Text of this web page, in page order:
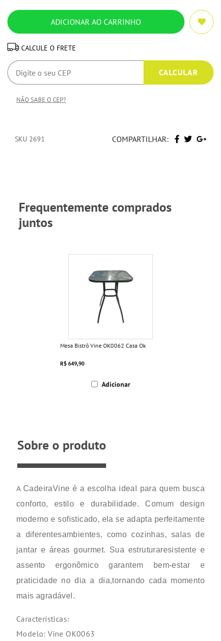
CALCULE O FRETE
NÃO SABE O CEP?
SKU 2691 COMPARTILHAR:
Frequentemente comprados
juntos
Mesa Bistrô Vine OK0062 Casa Ok
R$ 649,90
Adicionar
Sobre o produto
A CadeiraVine é a escolha ideal para quem busca
conforto, estilo e durabilidade. Comum design
moderno e sofisticado, ela se adapta perfeitamente
a diferentesambientes, como cozinhas, salas de
jantar e áreas gourmet. Sua estruturaresistente e
assento ergonômico garantem bem-estar e
praticidade no dia a dia,tornando cada momento
mais agradável.
Características:
Modelo: Vine OK0063